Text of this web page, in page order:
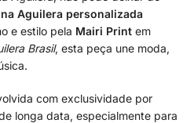
Aguilera personalizada
e estilo pela Mairi Print em
Brasil, esta peça une moda,
com exclusividade por
longa data, especialmente para